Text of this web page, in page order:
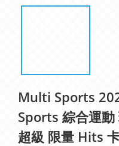
Multi Sports
Sports 綜合運動
超級 限量 Hits